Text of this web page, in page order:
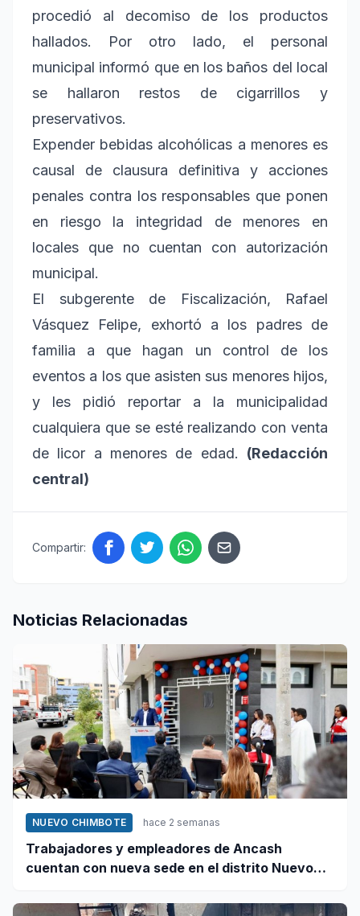
procedió al decomiso de los productos
hallados. Por otro lado, el personal
municipal informó que en los baños del local
se hallaron restos de cigarrillos y
preservativos.
Expender bebidas alcohólicas a menores es
causal de clausura definitiva y acciones
penales contra los responsables que ponen
en riesgo la integridad de menores en
locales que no cuentan con autorización
municipal.
El subgerente de Fiscalización, Rafael
Vásquez Felipe, exhortó a los padres de
familia a que hagan un control de los
eventos a los que asisten sus menores hijos,
y les pidió reportar a la municipalidad
cualquiera que se esté realizando con venta
de licor a menores de edad. (Redacción
central)
Compartir:
Noticias Relacionadas
NUEVO CHIMBOTE hace 2 semanas
Trabajadores y empleadores de Ancash
cuentan con nueva sede en el distrito Nuevo